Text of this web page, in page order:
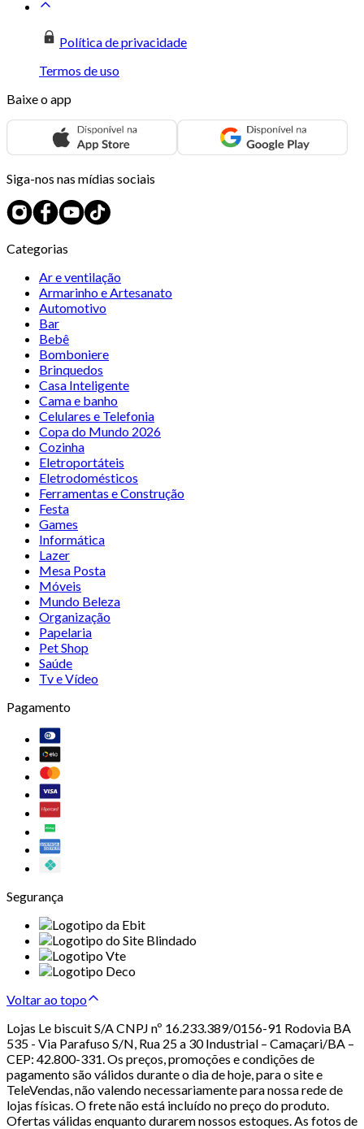
Política de privacidade
Termos de uso
Baixe o app
Siga-nos nas mídias sociais
Categorias
Ar e ventilação
Armarinho e Artesanato
Automotivo
Bar
Bebê
Bomboniere
Brinquedos
Casa Inteligente
Cama e banho
Celulares e Telefonia
Copa do Mundo 2026
Cozinha
Eletroportáteis
Eletrodomésticos
Ferramentas e Construção
Festa
Games
Informática
Lazer
Mesa Posta
Móveis
Mundo Beleza
Organização
Papelaria
Pet Shop
Saúde
Tv e Vídeo
Pagamento
Segurança
Voltar ao topo
Lojas Le biscuit S/A CNPJ nº 16.233.389/0156-91 Rodovia BA
535 - Via Parafuso S/N, Rua 25 a 30 Industrial – Camaçari/BA –
CEP: 42.800-331. Os preços, promoções e condições de
pagamento são válidos durante o dia de hoje, para o site e
TeleVendas, não valendo necessariamente para nossa rede de
lojas físicas. O frete não está incluído no preço do produto.
Ofertas válidas enquanto durarem nossos estoques. As fotos de